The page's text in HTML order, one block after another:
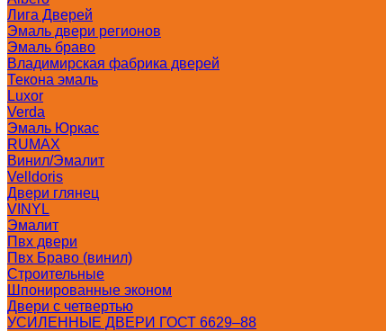
Лига Дверей
Эмаль двери регионов
Эмаль браво
Владимирская фабрика дверей
Текона эмаль
Luxor
Verda
Эмаль Юркас
RUMAX
Винил/Эмалит
Velldoris
Двери глянец
VINYL
Эмалит
Пвх двери
Пвх Браво (винил)
Строительные
Шпонированные эконом
Двери с четвертью
УСИЛЕННЫЕ ДВЕРИ ГОСТ 6629–88